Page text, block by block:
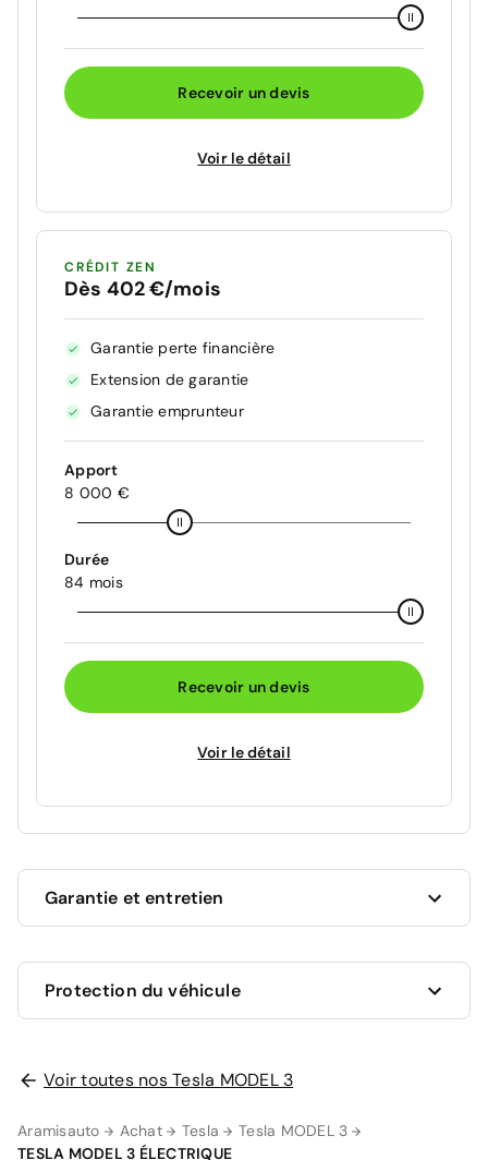
Voir toutes nos Tesla MODEL 3
Aramisauto Achat Tesla
Tesla MODEL 3
TESLA MODEL 3 ÉLECTRIQUE
Recevoir un devis
Voir le détail
CRÉDIT ZEN
Dès 402 €/mois
Garantie perte financière
Extension de garantie
Garantie emprunteur
Apport
8 000 €
Durée
84 mois
Recevoir un devis
Voir le détail
Garantie et entretien
mois à compter de la date de livraison.
jusqu'a 5 ans. Rapprochez-vous de votre conseiller
agenceou appelez-nous au09 72 72 20 02
Protection du véhicule
AUCUNE PROTECTION